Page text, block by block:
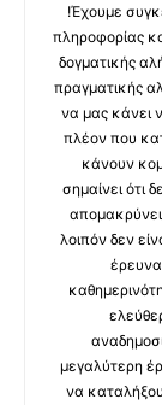
!Έχουμε
πληροφορίας
δογματικής
πραγματικής
να μας κάνει
πλέον που
κάνουν
σημαίνει ότι
λοιπόν δεν
μεγαλύτερη
να